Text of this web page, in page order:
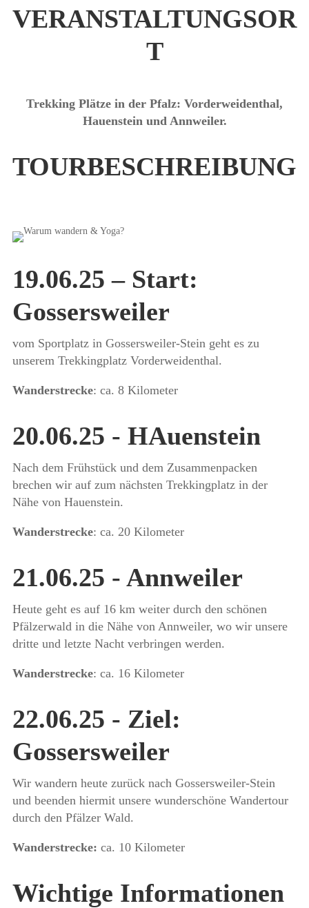
VERANSTALTUNGSOR
T
Trekking Plätze in der Pfalz: Vorderweidenthal,
Hauenstein und Annweiler.
TOURBESCHREIBUNG
19.06.25 – Start:
Gossersweiler
vom Sportplatz in Gossersweiler-Steingeht es zu
unserem Trekkingplatz Vorderweidenthal.
Wanderstrecke: ca. 8 Kilometer
20.06.25 - HAuenstein
Nach dem Frühstück und dem Zusammenpacken
brechen wir auf zum nächsten Trekkingplatz in der
Nähe von Hauenstein.
Wanderstrecke: ca. 20 Kilometer
21.06.25 - Annweiler
Heute geht es auf 16 km weiter durch den schönen
Pfälzerwald in die Nähe von Annweiler, wo wir unsere
dritte und letzte Nacht verbringen werden.
Wanderstrecke: ca. 16 Kilometer
22.06.25 - Ziel:
Gossersweiler
Wir wandern heute zurück nach Gossersweiler-Stein
und beenden hiermit unsere wunderschöne Wandertour
durch den Pfälzer Wald.
Wanderstrecke: ca. 10 Kilometer
Wichtige Informationen